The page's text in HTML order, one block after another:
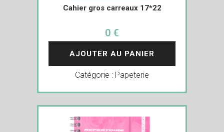
Cahier gros carreaux 17*22
0 €
AJOUTER AU PANIER
Catégorie : Papeterie